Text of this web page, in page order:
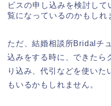
ビスの申し込みを検討し
覧になっているのかもしれ
ただ、結婚相談所Bridalチ
込みをする時に、できたら
り込み、代引などを使いた
もいるかもしれません。